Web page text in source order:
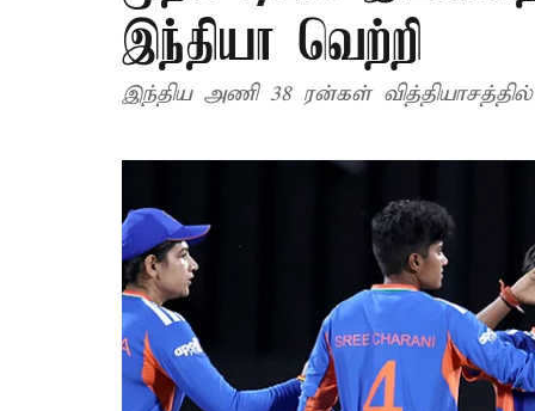
இந்தியா வெற்றி
இந்திய அணி 38 ரன்கள்